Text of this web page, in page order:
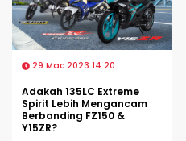
29 Mac 2023 14:20
Adakah 135LC Extreme
Spirit Lebih Mengancam
Berbanding FZ150 &
Y15ZR?